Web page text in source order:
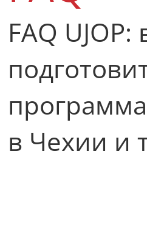
FAQ UJOP:
в Чехии и